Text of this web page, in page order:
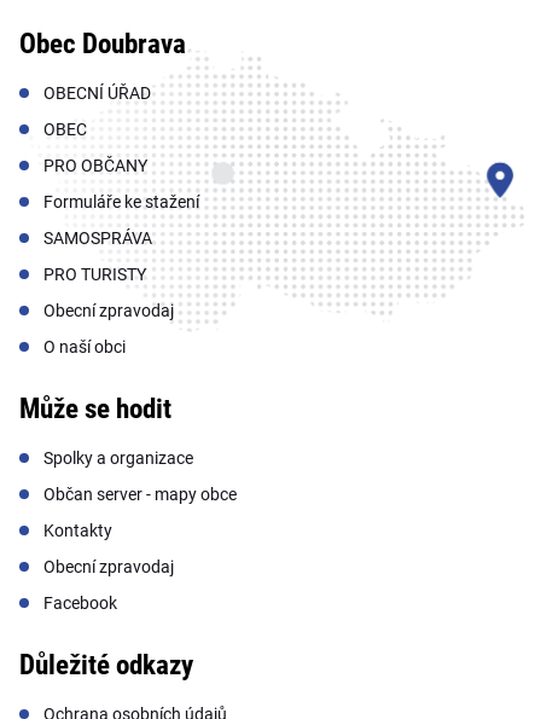
Obec Doubrava
OBECNÍ ÚŘAD
OBEC
PRO OBČANY
Formuláře ke stažení
SAMOSPRÁVA
PRO TURISTY
Obecní zpravodaj
O naší obci
Může se hodit
Spolky a organizace
Občan server - mapy obce
Kontakty
Obecní zpravodaj
Facebook
Důležité odkazy
Ochrana osobních údajů